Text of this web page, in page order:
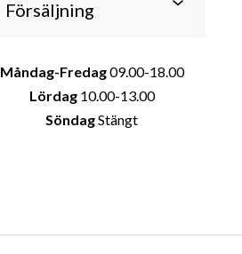
Måndag-Fredag09.00-18.00
Lördag10.00-13.00
SöndagStängt